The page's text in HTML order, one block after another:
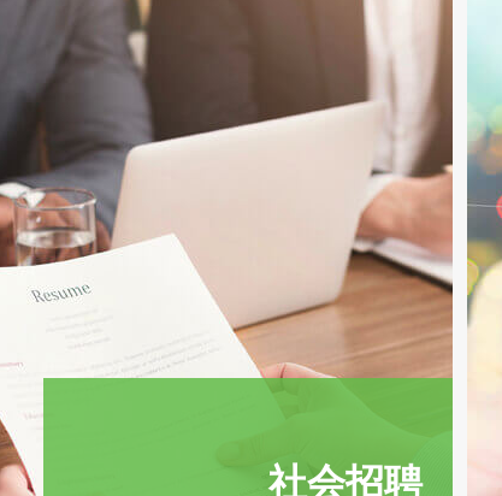
社会招聘